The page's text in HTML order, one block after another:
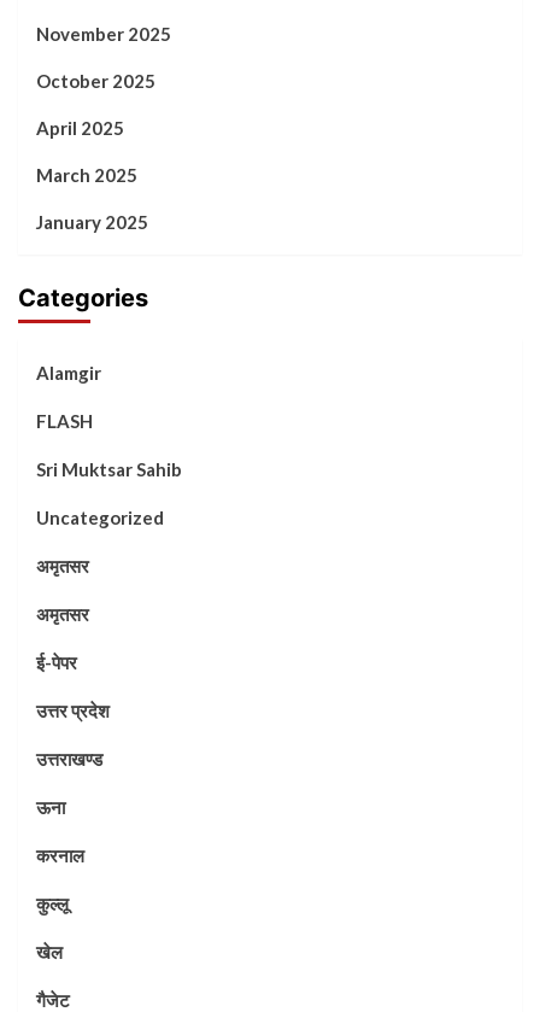
November 2025
October 2025
April 2025
March 2025
January 2025
Categories
Alamgir
FLASH
Sri Muktsar Sahib
Uncategorized
अमृतसर
अमृतसर
ई-पेपर
उत्तर प्रदेश
उत्तराखण्ड
ऊना
करनाल
कुल्लू
खेल
गैजेट